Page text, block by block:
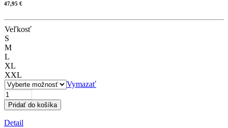
47,95 €
Veľkosť
S
M
L
XL
XXL
Vymazať
množstvo
Pánska
tričko
Eco
Pridať do košíka
Detail